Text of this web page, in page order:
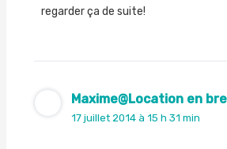
regarder ça de suite!
Maxime@Location en
17 juillet 2014 à 15 h 31 min